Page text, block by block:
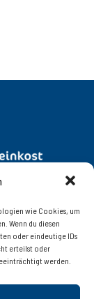
wie Cookies, um
Wenn du diesen
oder eindeutige IDs
erteilst oder
werden.